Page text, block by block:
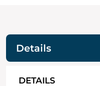
Details
DETAILS